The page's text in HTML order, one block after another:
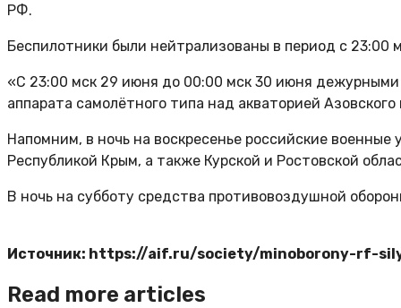
РФ.
Беспилотники были нейтрализованы в период с 23:00
«С 23:00 мск 29 июня до 00:00 мск 30 июня
аппарата самолётного типа над акваторией
Напомним, в ночь на воскресенье российские
Республикой Крым, а также Курской и Ростовской
В ночь на субботу средства противовоздушной
Источник: https://aif.ru/society/minoborony-rf-
Read more articles